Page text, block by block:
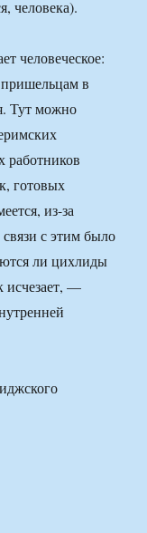
человека).
человеческое:
в
Тут можно
работников
готовых
из-за
с этим было
ли цихлиды
исчезает, —